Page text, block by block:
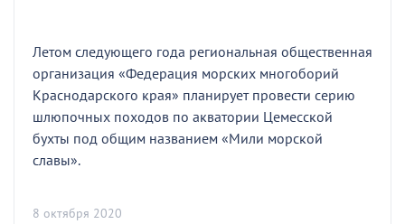
8 октября 2020
Летом следующего года региональная общественная
организация «Федерация морских многоборий
Краснодарского края» планирует провести серию
шлюпочных походов по акватории Цемесской
бухты под общим названием «Мили морской
славы».